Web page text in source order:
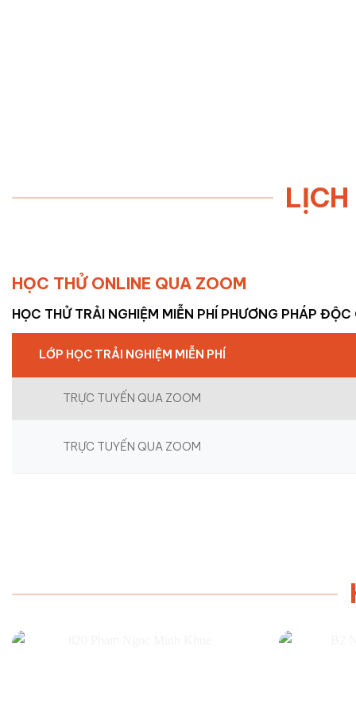
LỊCH
HỌC THỬ ONLINE QUA ZOOM
HỌC THỬ TRẢI NGHIỆM MIỄN PHÍ PHƯƠNG PHÁP
LỚP HỌC TRẢI NGHIỆM MIỄN PHÍ
TRỰC TUYẾN QUA ZOOM
TRỰC TUYẾN QUA ZOOM